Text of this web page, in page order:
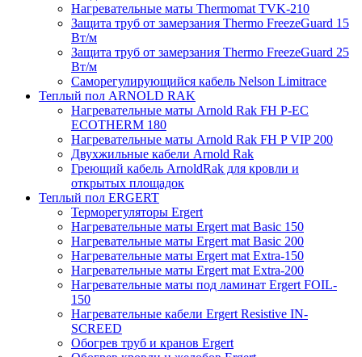
Нагревательные маты Thermomat TVK-210
Защита труб от замерзания Thermo FreezeGuard 15
Вт/м
Защита труб от замерзания Thermo FreezeGuard 25
Вт/м
Саморегулирующийся кабель Nelson Limitrace
Теплый пол ARNOLD RAK
Нагревательные маты Arnold Rak FH P-EC
ECOTHERM 180
Нагревательные маты Arnold Rak FH P VIP 200
Двухжильные кабели Arnold Rak
Греющий кабель ArnoldRak для кровли и
открытых площадок
Теплый пол ERGERT
Терморегуляторы Ergert
Нагревательные маты Ergert mat Basic 150
Нагревательные маты Ergert mat Basic 200
Нагревательные маты Ergert mat Extra-150
Нагревательные маты Ergert mat Extra-200
Нагревательные маты под ламинат Ergert FOIL-
150
Нагревательные кабели Ergert Resistive IN-
SCREED
Обогрев труб и кранов Ergert